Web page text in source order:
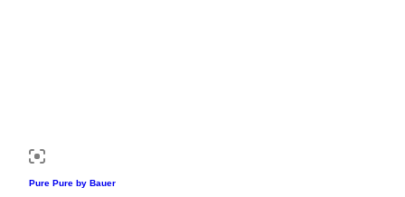
Pure Pure by Bauer